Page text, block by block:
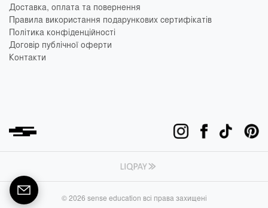
Доставка, оплата та повернення
Правила використання подарункових сертифікатів
Політика конфіденційності
Договір публічної оферти
Контакти
© 2026 sense education всі права захищені